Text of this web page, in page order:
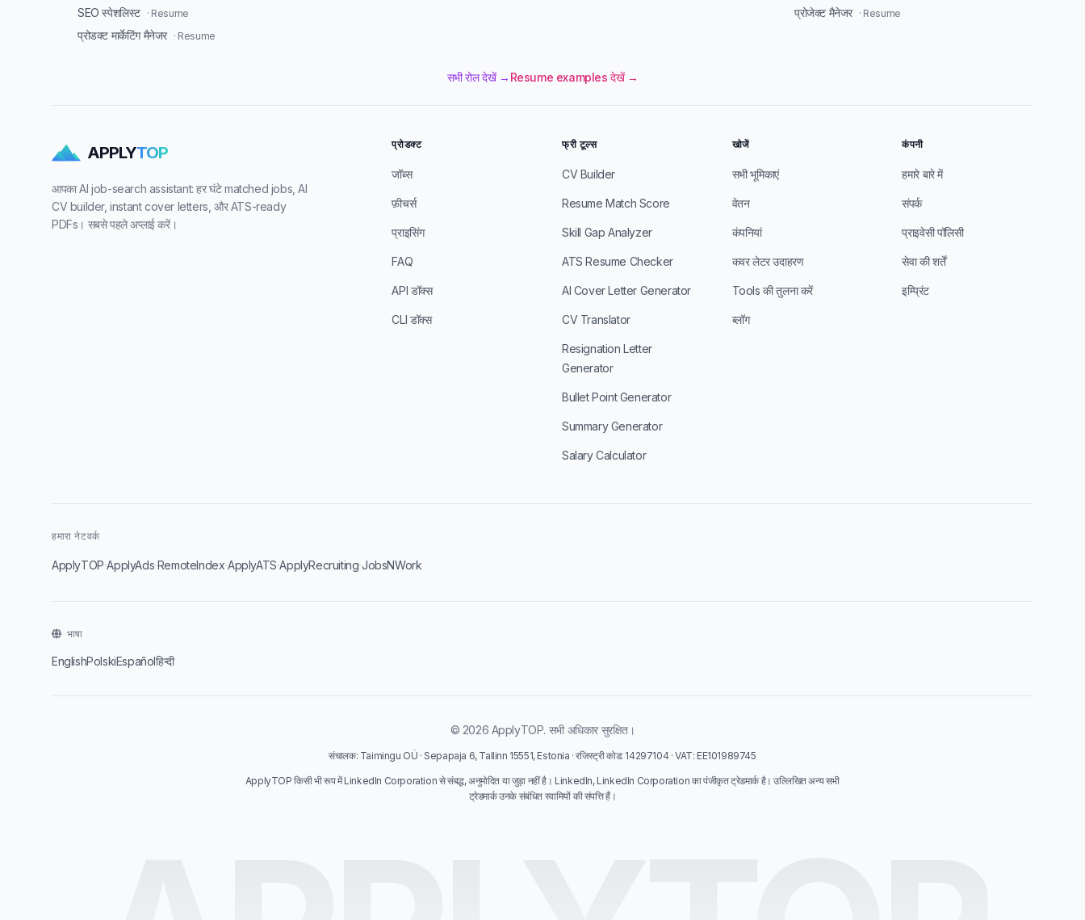
SEO स्पेशलिस्ट · Resume
प्रोडक्ट मार्केटिंग मैनेजर · Resume
प्रोजेक्ट मैनेजर · Resume
सभी रोल देखें → Resume examples देखें →
APPLYTOP
आपका AI job-search assistant: हर घंटे matched jobs, AI
CV builder, instant cover letters, और ATS-ready
PDFs। सबसे पहले अप्लाई करें।
प्रोडक्ट
जॉब्स
फ़ीचर्स
प्राइसिंग
FAQ
API डॉक्स
CLI डॉक्स
फ्री टूल्स
CV Builder
Resume Match Score
Skill Gap Analyzer
ATS Resume Checker
AI Cover Letter Generator
CV Translator
Resignation Letter
Generator
Bullet Point Generator
Summary Generator
Salary Calculator
खोजें
सभी भूमिकाएं
वेतन
कंपनियां
कवर लेटर उदाहरण
Tools की तुलना करें
ब्लॉग
कंपनी
हमारे बारे में
संपर्क
प्राइवेसी पॉलिसी
सेवा की शर्तें
इम्प्रिंट
हमारा नेटवर्क
ApplyTOP·ApplyAds·RemoteIndex·ApplyATS·ApplyRecruiting·JobsNWork
भाषा
EnglishPolskiEspañolहिन्दी
© 2026 ApplyTOP. सभी अधिकार सुरक्षित।
संचालक: Taimingu OÜ · Sepapaja 6, Tallinn 15551, Estonia · रजिस्ट्री कोड: 14297104 · VAT: EE101989745
ApplyTOP किसी भी रूप में LinkedIn Corporation से संबद्ध, अनुमोदित या जुड़ा नहीं है। LinkedIn, LinkedIn Corporation का पंजीकृत ट्रेडमार्क है। उल्लिखित अन्य सभी
ट्रेडमार्क उनके संबंधित स्वामियों की संपत्ति हैं।